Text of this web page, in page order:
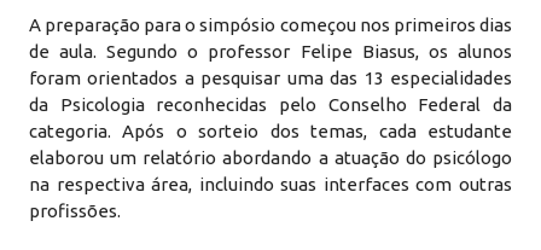
A preparação para o simpósio começou nos primeiros dias
de aula. Segundo o professor Felipe Biasus, os alunos
foram orientados a pesquisar uma das 13 especialidades
da Psicologia reconhecidas pelo Conselho Federal da
categoria. Após o sorteio dos temas, cada estudante
elaborou um relatório abordando a atuação do psicólogo
na respectiva área, incluindo suas interfaces com outras
profissões.